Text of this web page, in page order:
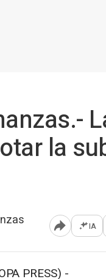
la
Abrir IA
PRESS) -